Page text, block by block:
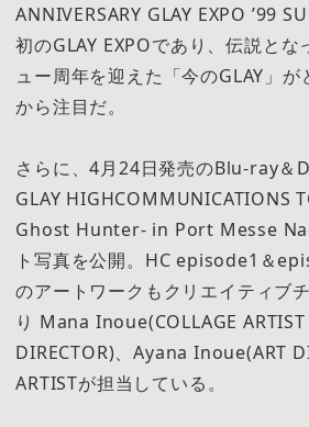
ANNIVERSARY GLAY EXPO ’99
初のGLAY EXPOであり、伝説と
ュー周年を迎えた「今のGLAY」
から注目だ。
さらに、4月24日発売のBlu-ray＆
GLAY HIGHCOMMUNICATIONS
Ghost Hunter- in Port Messe
ト写真を公開。HC episode1＆
のアートワークもクリエイティブ
り Mana Inoue(COLLAGE
DIRECTOR)、Ayana Inoue(ART
ARTISTが担当している。